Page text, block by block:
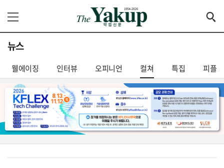
뉴스
웰에이징 인터뷰 오피니언 컬쳐 특집 피플